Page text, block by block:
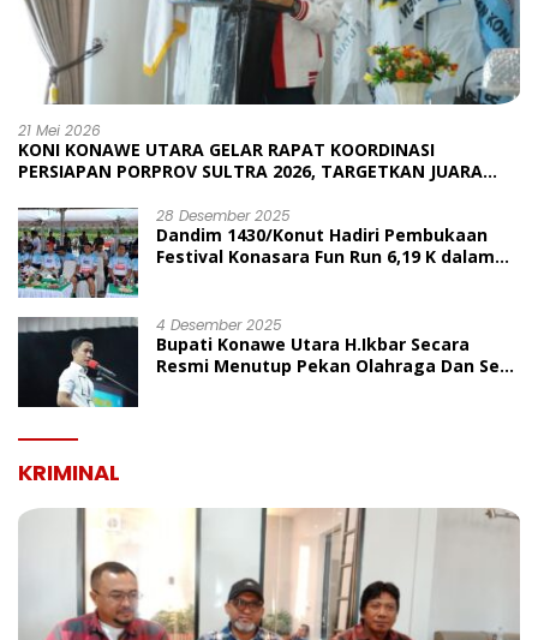
21 Mei 2026
KONI KONAWE UTARA GELAR RAPAT KOORDINASI
PERSIAPAN PORPROV SULTRA 2026, TARGETKAN JUARA
28 Desember 2025
Dandim 1430/Konut Hadiri Pembukaan
Festival Konasara Fun Run 6,19 K dalam
4 Desember 2025
Bupati Konawe Utara H.Ikbar Secara
Resmi Menutup Pekan Olahraga Dan Seni
KRIMINAL